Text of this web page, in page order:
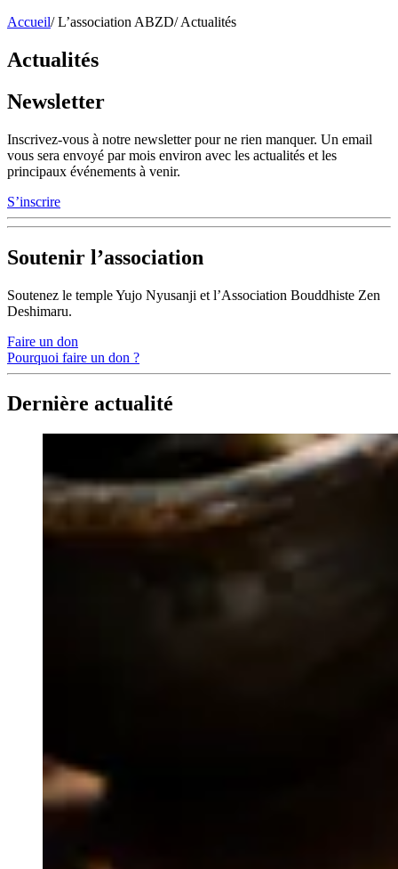
Accueil/ L’association ABZD/ Actualités
Actualités
Newsletter
Inscrivez-vous à notre newsletter pour ne rien manquer. Un email
vous sera envoyé par mois environ avec les actualités et les
principaux événements à venir.
S’inscrire
Soutenir l’association
Soutenez le temple Yujo Nyusanji et l’Association Bouddhiste Zen
Deshimaru.
Faire un don
Pourquoi faire un don ?
Dernière actualité